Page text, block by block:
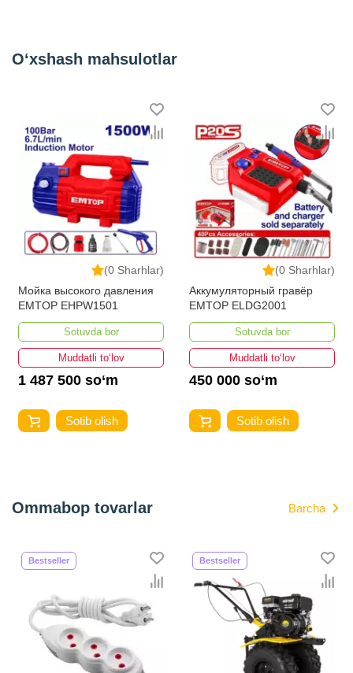
Минимальный радиус резки 250 мм
Kategoriya Ножницы по металлу
O‘xshash mahsulotlar
(0 Sharhlar)
Мойка высокого давления
EMTOP EHPW1501
Sotuvda bor
Muddatli to‘lov
1 487 500 so‘m
Sotib olish
(0 Sharhlar)
Аккумуляторный гравёр
EMTOP ELDG2001
Sotuvda bor
Muddatli to‘lov
450 000 so‘m
Sotib olish
Ommabop tovarlar Barcha
Bestseller Bestseller